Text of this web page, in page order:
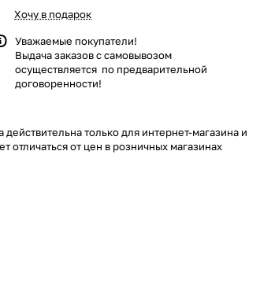
Хочу в подарок
Уважаемые покупатели!
Выдача заказов с самовывозом
осуществляется по предварительной
договоренности!
действительна только для интернет-магазина и
отличаться от цен в розничных магазинах